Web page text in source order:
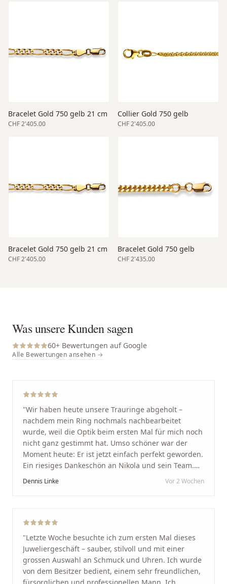
Bracelet Gold 750 gelb 21 cm
CHF 2'405.00
Collier Gold 750 gelb
CHF 2'405.00
Bracelet Gold 750 gelb 21 cm
CHF 2'405.00
Bracelet Gold 750 gelb
CHF 2'435.00
Was unsere Kunden sagen
60+ Bewertungen auf Google
Alle Bewertungen ansehen →
"Wir haben heute unsere Trauringe abgeholt –
nachdem mein Ring nochmals nachbearbeitet
wurde, weil die Optik beim ersten Mal für mich noch
nicht ganz gestimmt hat. Umso schöner war der
Moment heute: Er ist jetzt einfach perfekt geworden.
Ein riesiges Dankeschön an Nikola und sein Team.
Vom ersten Termin an wurden wir jedes Mal
Arbeit und seine Kunden wirklich am Herzen liegen.
Service und echte Herzlichkeit schätzt, ist hier genau
richtig."
Dennis Linke Vor 2 Wochen
"Letzte Woche besuchte ich zum ersten Mal dieses
Juweliergeschäft – sauber, stilvoll und mit einer
grossen Auswahl an Schmuck und Uhren. Ich wurde
von dem Besitzer bedient, einem sehr freundlichen,
fürsorglichen und professionellen Mann. Ich